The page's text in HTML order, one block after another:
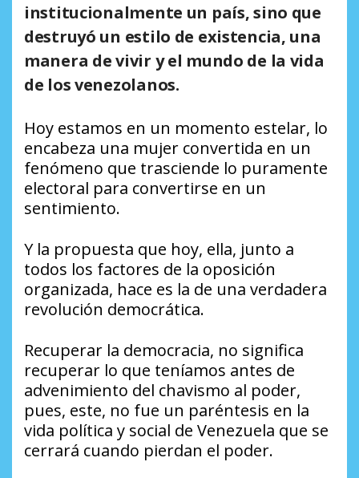
institucionalmente un país, sino que
destruyó un estilo de existencia, una
manera de vivir y el mundo de la vida
de los venezolanos.
Hoy estamos en un momento estelar, lo
encabeza una mujer convertida en un
fenómeno que trasciende lo puramente
electoral para convertirse en un
sentimiento.
Y la propuesta que hoy, ella, junto a
todos los factores de la oposición
organizada, hace es la de una verdadera
revolución democrática.
Recuperar la democracia, no significa
recuperar lo que teníamos antes de
advenimiento del chavismo al poder,
pues, este, no fue un paréntesis en la
vida política y social de Venezuela que se
cerrará cuando pierdan el poder.